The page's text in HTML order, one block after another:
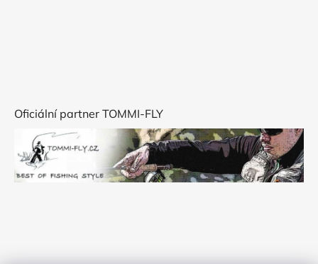
Oficiální partner TOMMI-FLY